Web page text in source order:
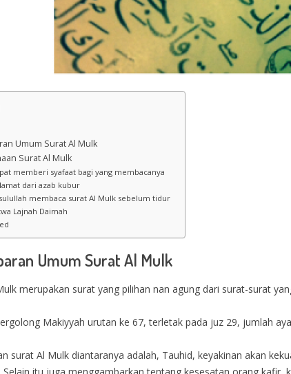
Umum Surat Al Mulk
Surat Al Mulk
memberi syafaat bagi yang membacanya
dari azab kubur
membaca surat Al Mulk sebelum tidur
Lajnah Daimah
Umum Surat Al Mulk
merupakan surat yang pilihan nan agung dari surat-surat
Makiyyah urutan ke 67, terletak pada juz 29, jumlah
surat Al Mulk diantaranya adalah, Tauhid, keyakinan akan